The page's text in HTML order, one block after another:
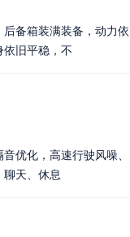
备箱装满装备，动力依
旧平稳，不
优化，高速行驶风噪、
天、休息